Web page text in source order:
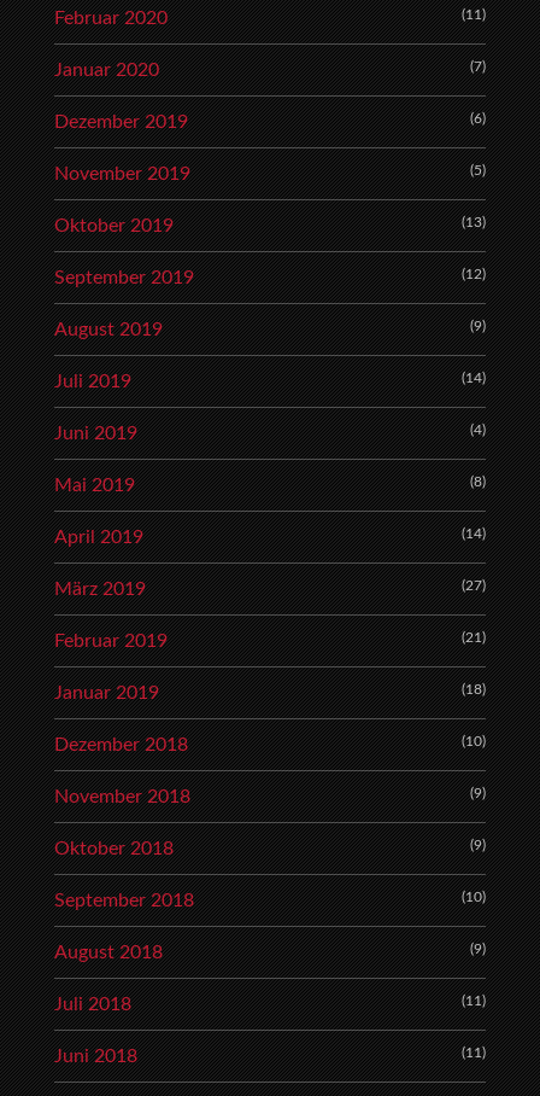
Februar 2020 (11)
Januar 2020 (7)
Dezember 2019 (6)
November 2019 (5)
Oktober 2019 (13)
September 2019 (12)
August 2019 (9)
Juli 2019 (14)
Juni 2019 (4)
Mai 2019 (8)
April 2019 (14)
März 2019 (27)
Februar 2019 (21)
Januar 2019 (18)
Dezember 2018 (10)
November 2018 (9)
Oktober 2018 (9)
September 2018 (10)
August 2018 (9)
Juli 2018 (11)
Juni 2018 (11)